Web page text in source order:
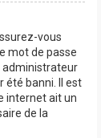
vous
mot de passe
administrateur
été banni. Il est
internet ait un
de la